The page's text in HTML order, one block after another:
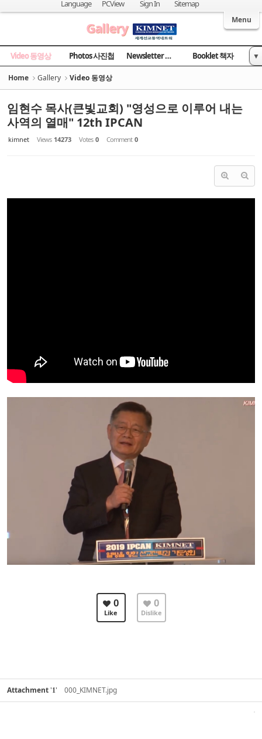
Welcome to Kingdom Inter-Missions Network
Language PCView Sign In Sitemap
Menu
Gallery
Video 동영상 Photos 사진첩 Newsletter 소식지 Booklet 책자
News 국민일보
▼
Home Gallery Video 동영상
임현수 목사(큰빛교회) "영성으로 이루어 내는
사역의 열매" 12th IPCAN
kimnet Views 14273 Votes 0 Comment 0
0
Like
0
Dislike
Attachment'1' 000_KIMNET.jpg